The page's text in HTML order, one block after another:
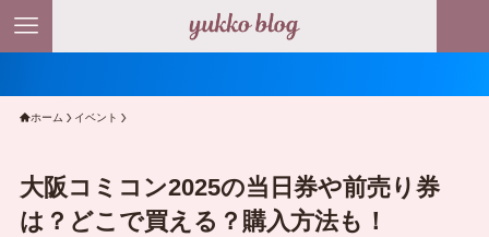
ホーム イベント
大阪コミコン2025の当日券や前売り券
は？どこで買える？購入方法も！